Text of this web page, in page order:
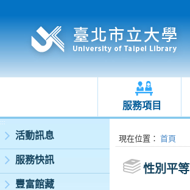
服務項目
:::
活動訊息
服務快訊
豐富館藏
:::現在位置 ： 首頁
性別平等